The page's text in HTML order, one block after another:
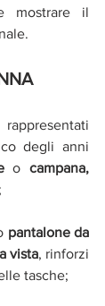
mostrare il
rappresentati
degli anni
o campana,
pantalone da
vista, rinforzi
tasche;